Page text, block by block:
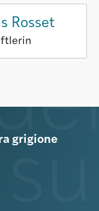
Rosset
grigione